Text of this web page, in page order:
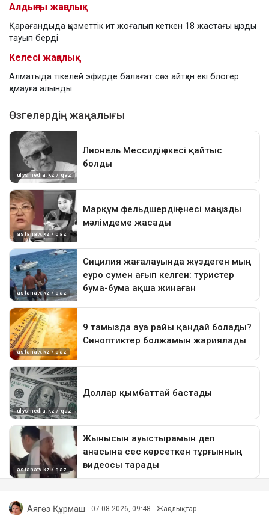
Алдыңғы жаңалық
Қарағандыда қызметтік ит жоғалып кеткен 18 жастағы қызды
тауып берді
Келесі жаңалық
Алматыда тікелей эфирде балағат сөз айтқан екі блогер
қамауға алынды
Аягөз Құрмаш 07.08.2026, 09:48 Жаңалықтар